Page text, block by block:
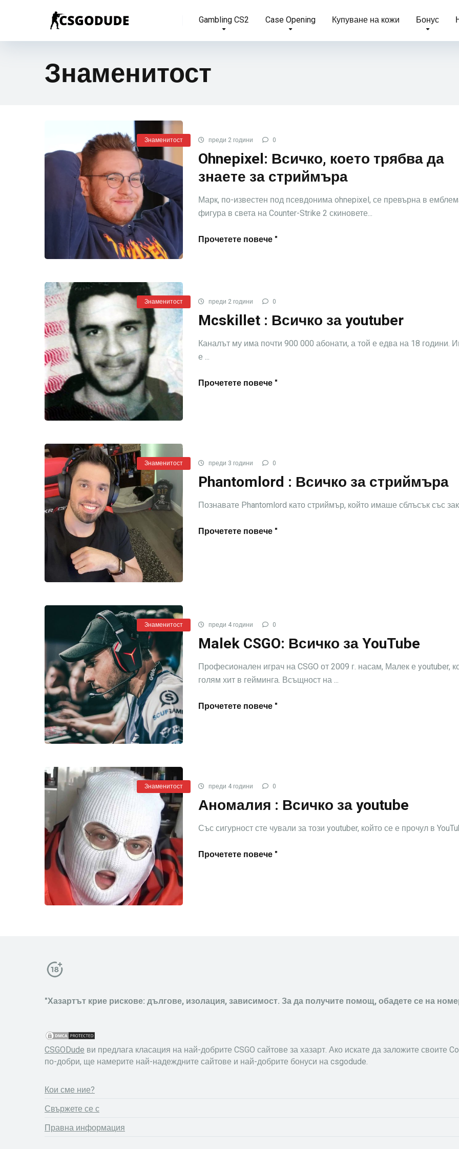
Gambling CS2 Case Opening Купуване на кожи Бонус
Знаменитост
Знаменитост преди 2 години 0
Ohnepixel: Всичко, което трябва да
знаете за стриймъра
Марк, по-известен под псевдонима ohnepixel, се превърна в
фигура в света на Counter-Strike 2 скиновете...
Прочетете повече "
Знаменитост преди 2 години 0
Mcskillet : Всичко за youtuber
Каналът му има почти 900 000 абонати, а той е едва на 18 години.
е ...
Прочетете повече "
Знаменитост преди 3 години 0
Phantomlord : Всичко за стриймъра
Познавате Phantomlord като стриймър, който имаше сблъсък със
Прочетете повече "
Знаменитост преди 4 години 0
Malek CSGO: Всичко за YouTube
Професионален играч на CSGO от 2009 г. насам, Малек е youtuber,
голям хит в гейминга. Всъщност на ...
Прочетете повече "
Знаменитост преди 4 години 0
Аномалия : Всичко за youtube
Със сигурност сте чували за този youtuber, който се е прочул в
Прочетете повече "
"Хазартът крие рискове: дългове, изолация, зависимост. За да получите помощ, обадете се на
CSGODude ви предлага класация на най-добрите CSGO сайтове за хазарт. Ако искате да заложите своите
по-добри, ще намерите най-надеждните сайтове и най-добрите бонуси на csgodude.
Кои сме ние?
Свържете се с
Правна информация